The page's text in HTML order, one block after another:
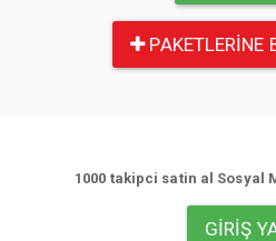
PAKETLERINE
1000 takipci satin al Sosyal
GIRIŞ